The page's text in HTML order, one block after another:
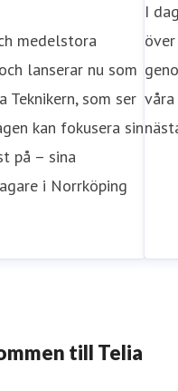
medelstora
lanserar nu som
som ser
kan fokusera sin
på – sina
i Norrköping
I
till Telia